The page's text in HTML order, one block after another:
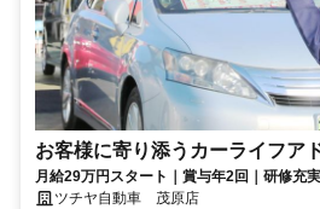
お客様に寄り添うカーライフア
月給29万円スタート｜賞与年2回｜研修充
ツチヤ自動車 茂原店